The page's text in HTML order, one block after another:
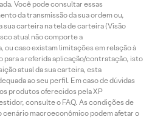
Você pode consultar essas
da transmissão da sua ordem ou,
sua carteira na tela de carteira (Visão
atual não comporte a
caso existam limitações em relação à
para a referida aplicação/contratação, isto
atual da sua carteira, esta
ao seu perfil. Em caso de dúvidas
produtos oferecidos pela XP
consulte o FAQ. As condições de
cenário macroeconômico podem afetar o